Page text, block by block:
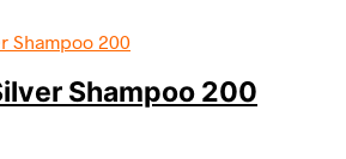
Shampoo 200